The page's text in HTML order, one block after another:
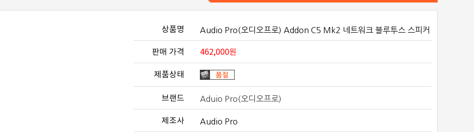
상품명 Audio Pro(오디오프로) Addon C5 Mk2 네트워크 블루투스 스피커
판매 가격 462,000원
제품상태
브랜드 Aduio Pro(오디오프로)
제조사 Audio Pro